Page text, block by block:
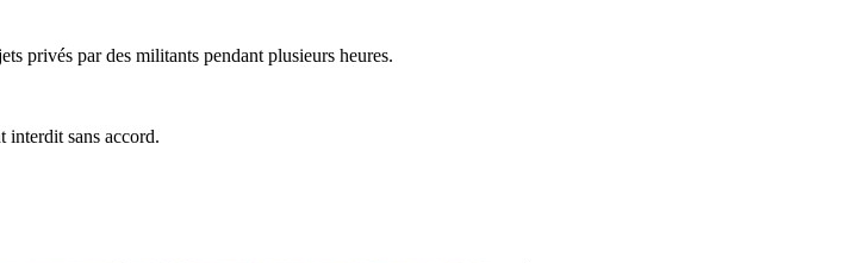
privés par des militants pendant plusieurs heures.
interdit sans accord.